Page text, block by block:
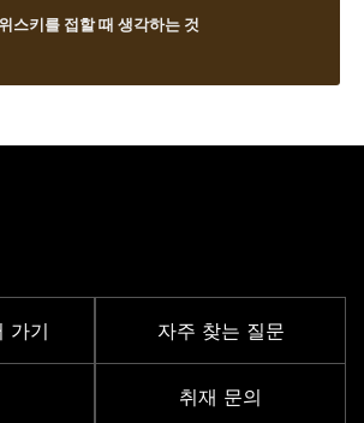
스키를 접할 때 생각하는 것
가기 자주 찾는 질문
취재 문의